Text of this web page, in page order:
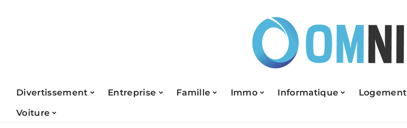
Divertissement Entreprise Famille Immo Informatique Logement
Voiture